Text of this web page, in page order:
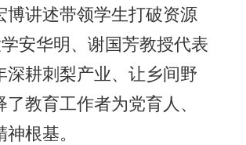
讲述带领学生打破资源
安华明、谢国芳教授代表
耕刺梨产业、让乡间野
教育工作者为党育人、
根基。